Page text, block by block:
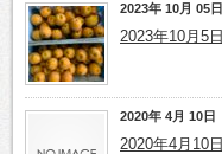
2023年 10月 05日
2023年10月5日
2020年 4月 10日
2020年4月10日